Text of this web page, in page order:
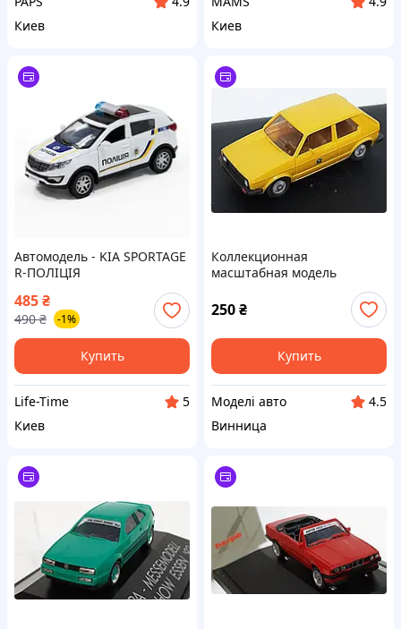
Киев
Киев
Автомодель - KIA SPORTAGE
R-ПОЛІЦІЯ
485₴
490 ₴ -1%
Купить
Life-Time
5
Киев
Коллекционная
масштабная модель
Volkswagen Golf 1 Wiking.
250₴
Купить
Моделі авто
4.5
Винница